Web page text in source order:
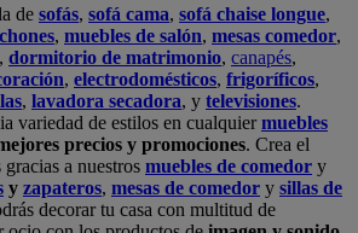
de sofás, sofá cama, sofá chaise longue,
, muebles de salón, mesas comedor,
, dormitorio de matrimonio, canapés,
, electrodomésticos, frigoríficos,
, lavadora secadora, y televisiones.
variedad de estilos en cualquiermuebles
precios y promociones. Crea el
a nuestros muebles de comedor y
y zapateros, mesas de comedor y sillas de
decorar tu casa con multitud de